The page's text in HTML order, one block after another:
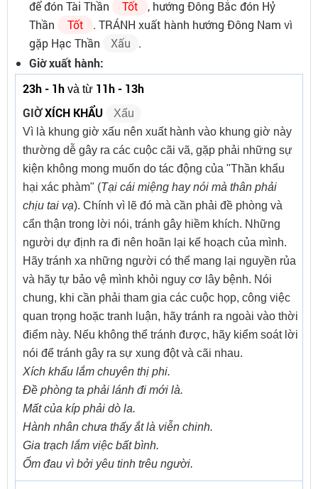
để đón Tài Thần
Tốt
, hướng Đông Bắc đón Hỷ
Thần
Tốt
. TRÁNH xuất hành hướng Đông Nam vì
gặp Hạc Thần
Xấu
.
Giờ xuất hành:
23h - 1h và từ 11h - 13h
GIỜXÍCH KHẨU
Xấu
Vì là khung giờ xấu nên xuất hành vào khung giờ này
thường dễ gây ra các cuộc cãi vã, gặp phải những sự
kiện không mong muốn do tác động của "Thần khẩu
hại xác phàm" (Tại cái miệng hay nói mà thân phải
chịu tai vạ). Chính vì lẽ đó mà cần phải đề phòng và
cẩn thận trong lời nói, tránh gây hiềm khích. Những
người dự định ra đi nên hoãn lại kế hoạch của mình.
Hãy tránh xa những người có thể mang lại nguyền rủa
và hãy tự bảo vệ mình khỏi nguy cơ lây bệnh. Nói
chung, khi cần phải tham gia các cuộc họp, công việc
quan trọng hoặc tranh luận, hãy tránh ra ngoài vào thời
điểm này. Nếu không thể tránh được, hãy kiểm soát lời
nói để tránh gây ra sự xung đột và cãi nhau.
Xích khẩu lắm chuyên thị phi.
Đề phòng ta phải lánh đi mới là.
Mất của kíp phải dò la.
Hành nhân chưa thấy ắt là viễn chinh.
Gia trạch lắm việc bất bình.
Ốm đau vì bởi yêu tinh trêu người.